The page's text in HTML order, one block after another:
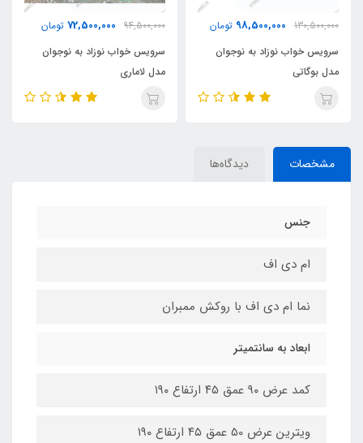
130,500,000
98,500,000 تومان
سرویس خواب نوزاد به نوجوان
مدل بوگاتی
94,500,000
72,500,000 تومان
سرویس خواب نوزاد به نوجوان
مدل لاماری
مشخصات دیدگاه‌ها
جنس
ام دی اف
نما ام دی اف با روکش ممبران
ابعاد به سانتمیتر
کمد عرض ۹۰ عمق ۴۵ ارتفاع ۱۹۰
ویترین عرض 50 عمق ۴۵ ارتفاع ۱۹۰